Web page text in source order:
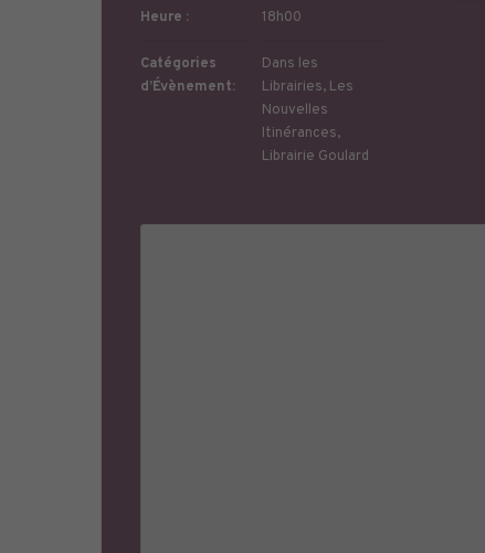
Heure : 18h00
Catégories
d’Évènement:
Dans les
Librairies, Les
Nouvelles
Itinérances,
Librairie Goulard